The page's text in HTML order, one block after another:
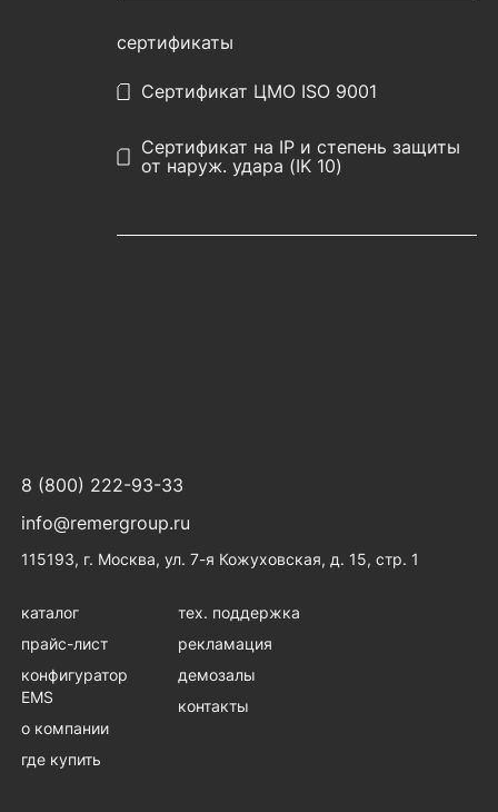
сертификаты
Сертификат ЦМО ISO 9001
Сертификат на IP и степень защиты
от наруж. удара (IK 10)
8 (800) 222-93-33
info@remergroup.ru
115193, г. Москва, ул. 7-я Кожуховская, д. 15, стр. 1
каталог
прайс-лист
конфигуратор
EMS
о компании
где купить
тех. поддержка
рекламация
демозалы
контакты